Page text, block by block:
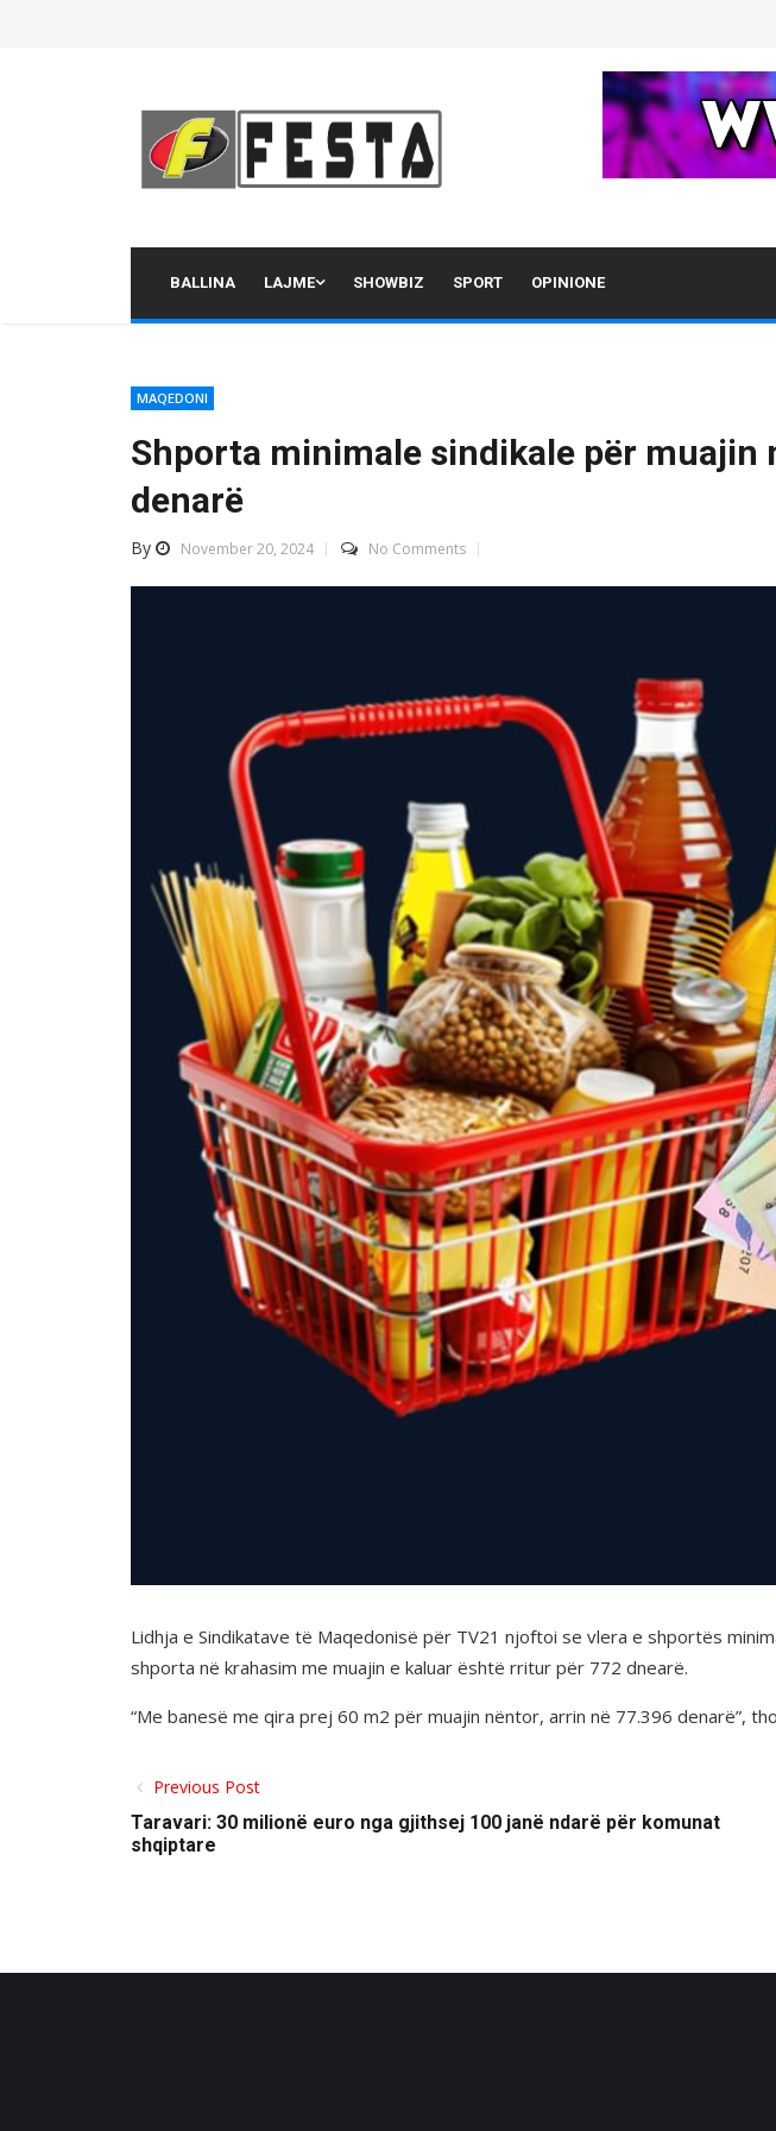
BALLINA LAJME SHOWBIZ SPORT OPINIONE
MAQEDONI
Shporta minimale sindikale për muajin
denarë
By November 20, 2024 No Comments
Lidhja e Sindikatave të Maqedonisë për TV21 njoftoi se vlera e shportës
shporta në krahasim me muajin e kaluar është rritur për 772 dnearë.
“Me banesë me qira prej 60 m2 për muajin nëntor, arrin në 77.396 denarë”,
Previous Post
Taravari: 30 milionë euro nga gjithsej 100 janë ndarë për komunat
shqiptare